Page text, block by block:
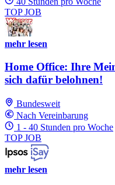
TOP JOB
mehr lesen
Home Office: Ihre
sich dafür belohnen!
Bundesweit
Nach Vereinbarung
1 - 40 Stunden pro Woche
TOP JOB
mehr lesen